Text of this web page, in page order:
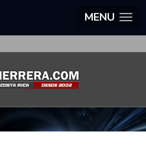
MENU